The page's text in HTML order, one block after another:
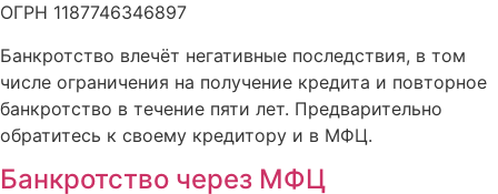
ОГРН 1187746346897
Банкротство влечёт негативные последствия, в том
числе ограничения на получение кредита и повторное
банкротство в течение пяти лет. Предварительно
обратитесь к своему кредитору и в МФЦ.
Банкротство через МФЦ